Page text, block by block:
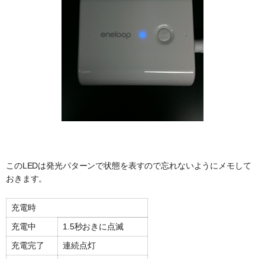
このLEDは発光パターンで状態を表すので忘れないようにメモして
おきます。
充電時
充電中
1.5秒おきに点滅
充電完了
連続点灯